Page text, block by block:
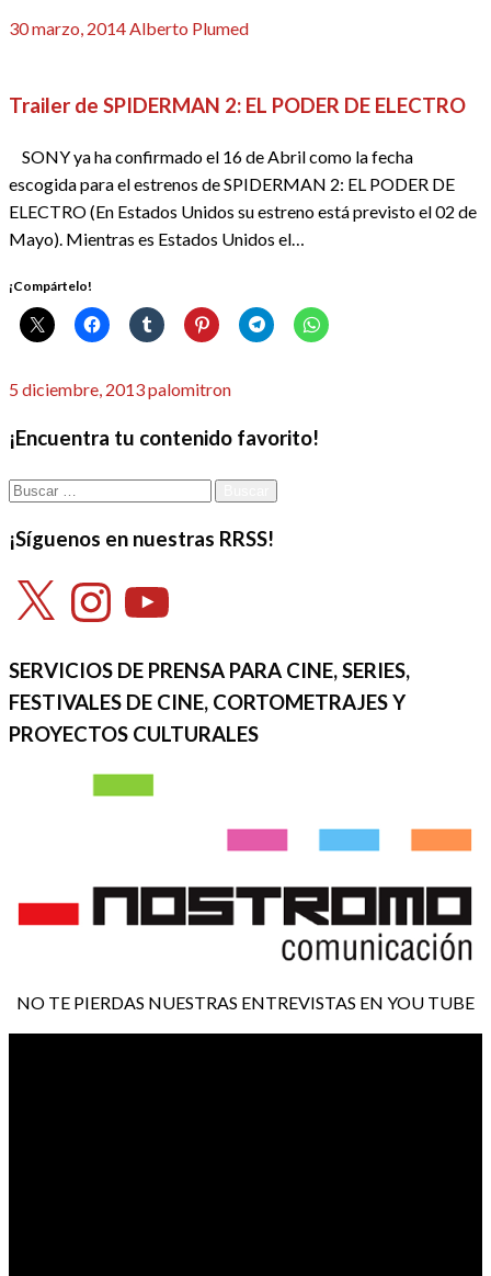
Publicado
30 marzo, 2014Alberto Plumed
Trailer de SPIDERMAN 2: EL PODER DE ELECTRO
SONY ya ha confirmado el 16 de Abril como la fecha
escogida para el estrenos de SPIDERMAN 2: EL PODER DE
ELECTRO (En Estados Unidos su estreno está previsto el 02 de
Mayo). Mientras es Estados Unidos el…
¡Compártelo!
Publicado
5 diciembre, 2013palomitron
¡Encuentra tu contenido favorito!
Buscar:
¡Síguenos en nuestras RRSS!
X InstagramYouTube
SERVICIOS DE PRENSA PARA CINE, SERIES,
FESTIVALES DE CINE, CORTOMETRAJES Y
PROYECTOS CULTURALES
NO TE PIERDAS NUESTRAS ENTREVISTAS EN YOU TUBE